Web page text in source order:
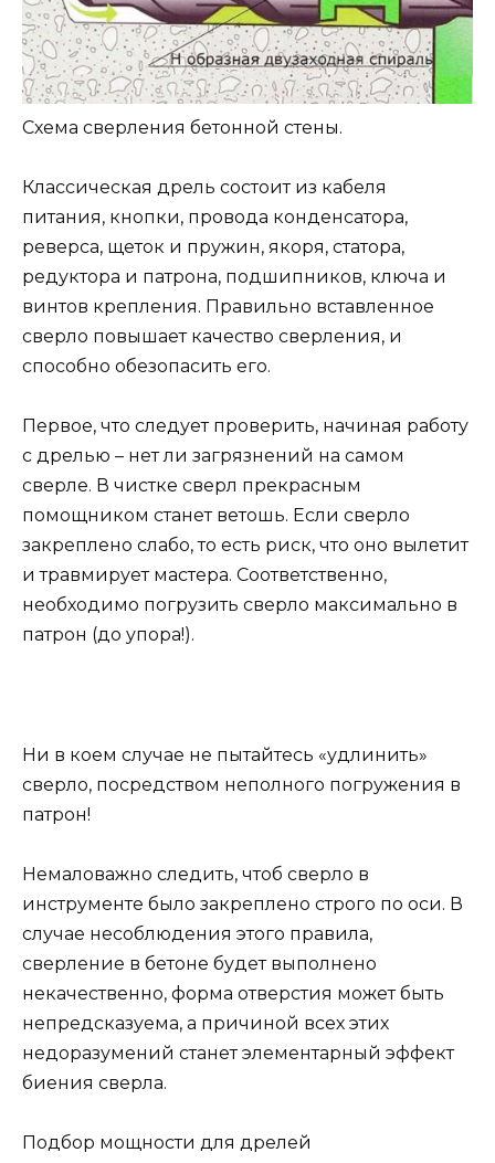
Схема сверления бетонной стены.
Классическая дрель состоит из кабеля
питания, кнопки, провода конденсатора,
реверса, щеток и пружин, якоря, статора,
редуктора и патрона, подшипников, ключа и
винтов крепления. Правильно вставленное
сверло повышает качество сверления, и
способно обезопасить его.
Первое, что следует проверить, начиная работу
с дрелью – нет ли загрязнений на самом
сверле. В чистке сверл прекрасным
помощником станет ветошь. Если сверло
закреплено слабо, то есть риск, что оно вылетит
и травмирует мастера. Соответственно,
необходимо погрузить сверло максимально в
патрон (до упора!).
Ни в коем случае не пытайтесь «удлинить»
сверло, посредством неполного погружения в
патрон!
Немаловажно следить, чтоб сверло в
инструменте было закреплено строго по оси. В
случае несоблюдения этого правила,
сверление в бетоне будет выполнено
некачественно, форма отверстия может быть
непредсказуема, а причиной всех этих
недоразумений станет элементарный эффект
биения сверла.
Подбор мощности для дрелей